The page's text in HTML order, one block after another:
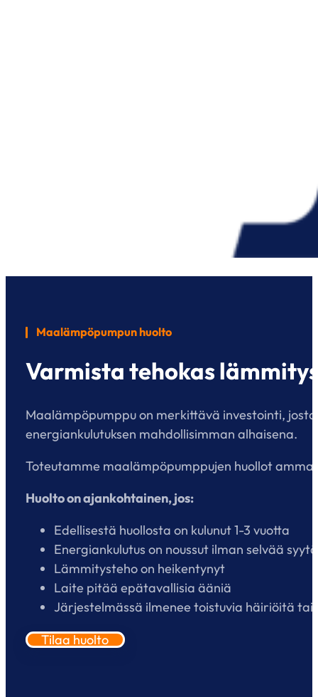
Maalämpöpumpun huolto
Varmista tehokas
Maalämpöpumppu on merkittävä investointi,
energiankulutuksen mahdollisimman alhaisena.
Toteutamme maalämpöpumppujen huollot
Huolto on ajankohtainen, jos:
Edellisestä huollosta on kulunut 1-3 vuotta
Energiankulutus on noussut ilman selvää syytä
Lämmitysteho on heikentynyt
Laite pitää epätavallisia ääniä
Järjestelmässä ilmenee toistuvia häiriöitä tai
Tilaa huolto